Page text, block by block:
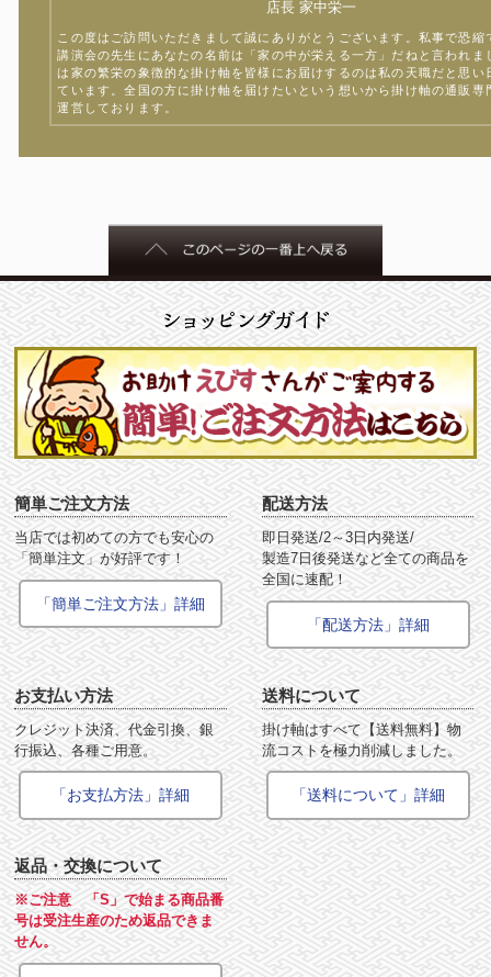
店長 家中栄一
この度はご訪問いただきまして誠にありがとうございます。私事で恐縮
講演会の先生にあなたの名前は「家の中が栄える一方」だねと言われま
は家の繁栄の象徴的な掛け軸を皆様にお届けするのは私の天職だと思い
ています。全国の方に掛け軸を届けたいという想いから掛け軸の通販専
運営しております。
簡単ご注文方法
当店では初めての方でも安心の
「簡単注文」が好評です！
「簡単ご注文方法」詳細
配送方法
即日発送/2～3日内発送/
製造7日後発送など全ての商品を
全国に速配！
「配送方法」詳細
お支払い方法
クレジット決済、代金引換、銀
行振込、各種ご用意。
「お支払方法」詳細
送料について
掛け軸はすべて【送料無料】物
流コストを極力削減しました。
「送料について」詳細
返品・交換について
※ご注意 「S」で始まる商品番
号は受注生産のため返品できま
せん。